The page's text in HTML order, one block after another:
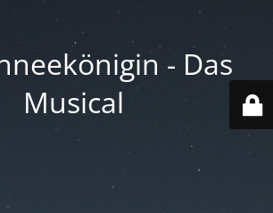
- Das
Musical